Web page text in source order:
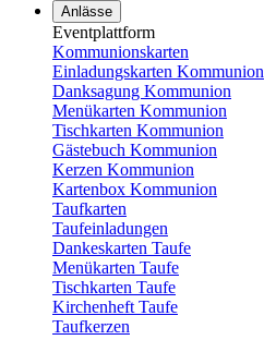
Anlässe
Eventplattform
Kommunionskarten
Einladungskarten Kommunion
Danksagung Kommunion
Menükarten Kommunion
Tischkarten Kommunion
Gästebuch Kommunion
Kerzen Kommunion
Kartenbox Kommunion
Taufkarten
Taufeinladungen
Dankeskarten Taufe
Menükarten Taufe
Tischkarten Taufe
Kirchenheft Taufe
Taufkerzen